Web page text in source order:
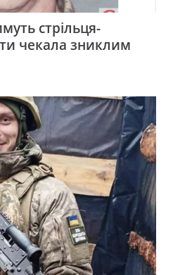
стрільця-
чекала зниклим